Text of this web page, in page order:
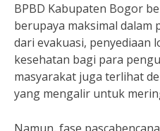
BPBD Kabupaten Bogor
berupaya maksimal dalam
dari evakuasi, penyediaan
kesehatan bagi para
masyarakat juga terlihat
yang mengalir untuk